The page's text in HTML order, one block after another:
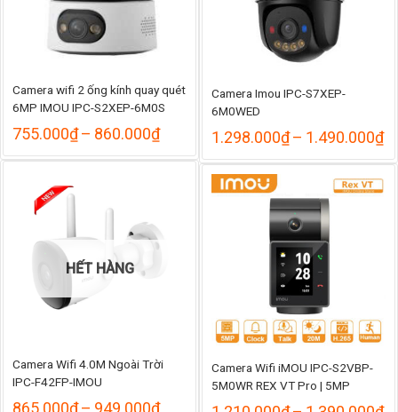
Camera wifi 2 ống kính quay quét
6MP IMOU IPC-S2XEP-6M0S
755.000₫– 860.000₫Khoảng
từ
755.000₫
Camera Imou IPC-S7XEP-
6M0WED
1.298.000₫– 1.490.000₫
từ
HẾT HÀNG
Camera Wifi 4.0M Ngoài Trời
IPC-F42FP-IMOU
865.000₫– 949.000₫Khoảng
Camera Wifi iMOU IPC-S2VBP-
5M0WR REX VT Pro | 5MP